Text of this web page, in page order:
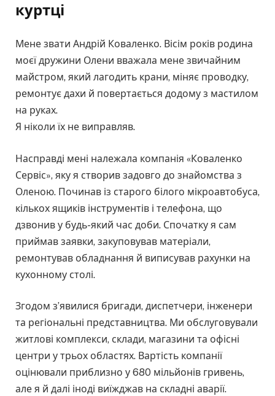
куртці
Мене звати Андрій Коваленко. Вісім років родина
моєї дружини Олени вважала мене звичайним
майстром, який лагодить крани, міняє проводку,
ремонтує дахи й повертається додому з мастилом
на руках.
Я ніколи їх не виправляв.
Насправді мені належала компанія «Коваленко
Сервіс», яку я створив задовго до знайомства з
Оленою. Починав із старого білого мікроавтобуса,
кількох ящиків інструментів і телефона, що
дзвонив у будь-який час доби. Спочатку я сам
приймав заявки, закуповував матеріали,
ремонтував обладнання й виписував рахунки на
кухонному столі.
Згодом з’явилися бригади, диспетчери, інженери
та регіональні представництва. Ми обслуговували
житлові комплекси, склади, магазини та офісні
центри у трьох областях. Вартість компанії
оцінювали приблизно у 680 мільйонів гривень,
але я й далі іноді виїжджав на складні аварії.